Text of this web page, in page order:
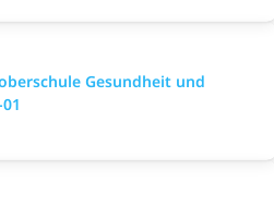
Gesundheit und